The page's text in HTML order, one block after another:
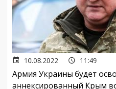
10.08.2022 11:49
Армия Украины будет
аннексированный Крым